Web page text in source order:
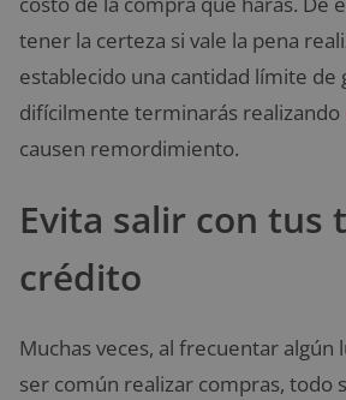
tener la certeza si vale la pena
establecido una cantidad límite de
difícilmente terminarás realizando
causen remordimiento.
Evita salir con tus
crédito
Muchas veces, al frecuentar algún
ser común realizar compras, todo